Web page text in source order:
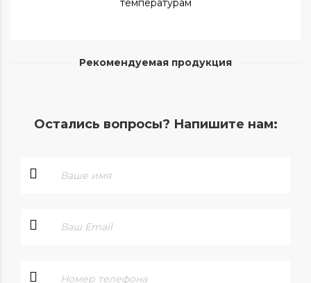
температурам
Рекомендуемая продукция
Остались вопросы? Напишите нам: